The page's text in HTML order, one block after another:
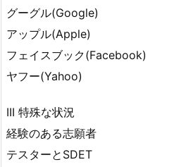
グーグル(Google)
アップル(Apple)
フェイスブック(Facebook)
ヤフー(Yahoo)
III 特殊な状況
経験のある志願者
テスターとSDET